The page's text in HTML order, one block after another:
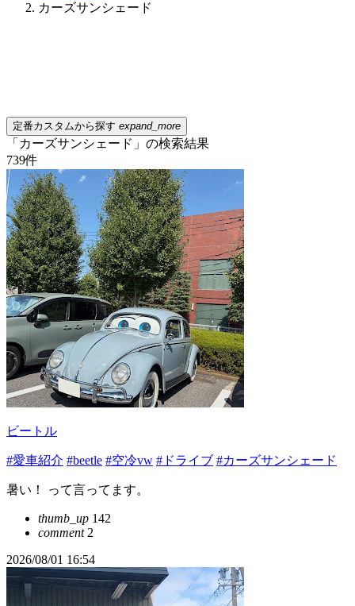
カーズサンシェード
定番カスタムから探す expand_more
「カーズサンシェード」の検索結果
739件
ビートル
#愛車紹介 #beetle #空冷vw #ドライブ #カーズサンシェード
暑い！ って言ってます。
thumb_up 142
comment2
2026/08/01 16:54